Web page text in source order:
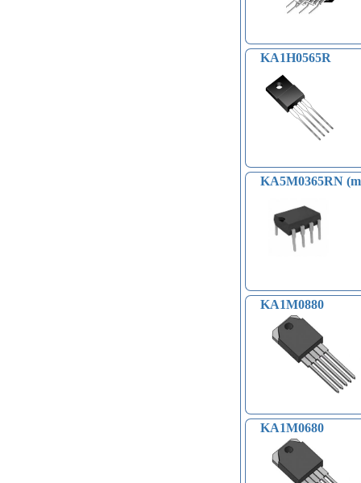
KA1H0565R
KA5M0365RN
KA1M0880
KA1M0680